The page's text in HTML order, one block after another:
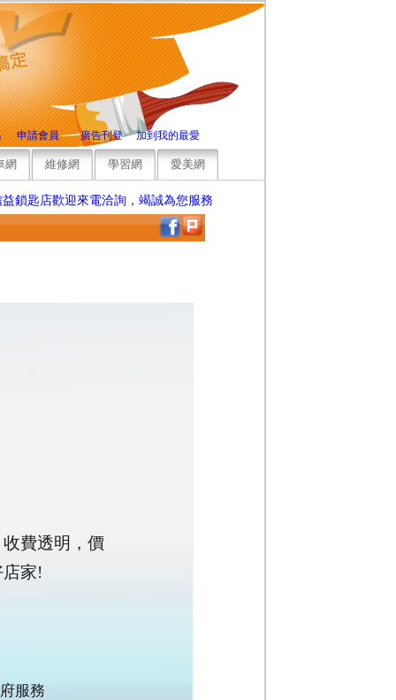
申請會員 廣告刊登 加到我的最愛
網 維修網 學習網 愛美網
店歡迎來電洽詢，竭誠為您服務
費透明，價
家!
服務